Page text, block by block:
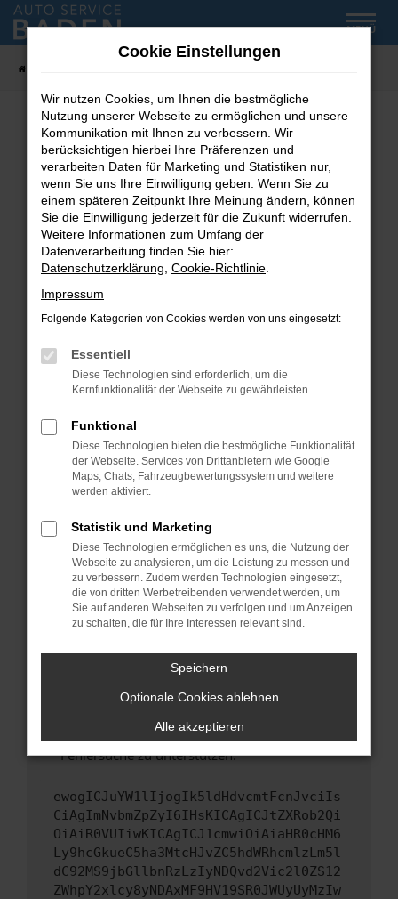
Zum
Hauptinhalt
MENÜ
Fehler: Network Error
Beim Laden ist ein Fehler aufgetreten.
Hier sind ein paar Tipps, die dir helfen können:
Überprüfe deine Firewall und deine
Internetverbindung.
Laden andere Webseiten, zum Beispiel deine
Suchmaschine?
Prüfe deine Browsererweiterungen.
können das Laden bestimmter Seiten
verhindern. Funktioniert die Seite in einem
Fenster?
Starte dein Gerät neu.
Das kann manchmal helfen, vorübergehende
Probleme zu beheben.
Betriebssystem auf dem neuesten Stand
sind.
Veraltete Software birgt nicht nur ein
Sicherheitsrisiko, sondern kann auch dazu
führen, dass bestimmte Funktionen nicht mehr
unterstützt werden.
Wende dich an den Webseitenbetreiber.
Wenn du alle oben genannten Schritte versucht
hast, kontaktiere uns bitte. Wir werden
uns diesen Text schicken, um uns bei der
Fehlersuche zu unterstützen:
ewogICJuYW1lIjogIk5ldHdvcmtFcnJvciIs
CiAgImNvbmZpZyI6IHsKICAgICJtZXRob2Qi
OiAiR0VUIiwKICAgICJ1cmwiOiAiaHR0cHM6
Ly9hcGkueC5ha3MtcHJvZC5hdWRhcmlzLm5l
dC92MS9jbGllbnRzLzIyNDQvd2Vic2l0ZS12
ZWhpY2xlcy8yNDAxMF9HV19SR0JWUyUyMzIw
Cookie Einstellungen
Wir nutzen Cookies, um Ihnen die bestmögliche
Nutzung unserer Webseite zu ermöglichen und unsere
Kommunikation mit Ihnen zu verbessern. Wir
berücksichtigen hierbei Ihre Präferenzen und
verarbeiten Daten für Marketing und Statistiken nur,
wenn Sie uns Ihre Einwilligung geben. Wenn Sie zu
einem späteren Zeitpunkt Ihre Meinung ändern, können
Sie die Einwilligung jederzeit für die Zukunft widerrufen.
Weitere Informationen zum Umfang der
Datenverarbeitung finden Sie hier:
Datenschutzerklärung Cookie-Richtlinie
Impressum
Folgende Kategorien von Cookies werden von uns eingesetzt:
Essentiell
Diese Technologien sind erforderlich, um die
Kernfunktionalität der Webseite zu gewährleisten.
Funktional
Diese Technologien bieten die bestmögliche Funktionalität
der Webseite. Services von Drittanbietern wie Google
Maps, Chats, Fahrzeugbewertungssystem und weitere
werden aktiviert.
Statistik und Marketing
Diese Technologien ermöglichen es uns, die Nutzung der
Webseite zu analysieren, um die Leistung zu messen und
zu verbessern. Zudem werden Technologien eingesetzt,
die von dritten Werbetreibenden verwendet werden, um
Sie auf anderen Webseiten zu verfolgen und um Anzeigen
zu schalten, die für Ihre Interessen relevant sind.
Speichern
Optionale Cookies ablehnen
Alle akzeptieren